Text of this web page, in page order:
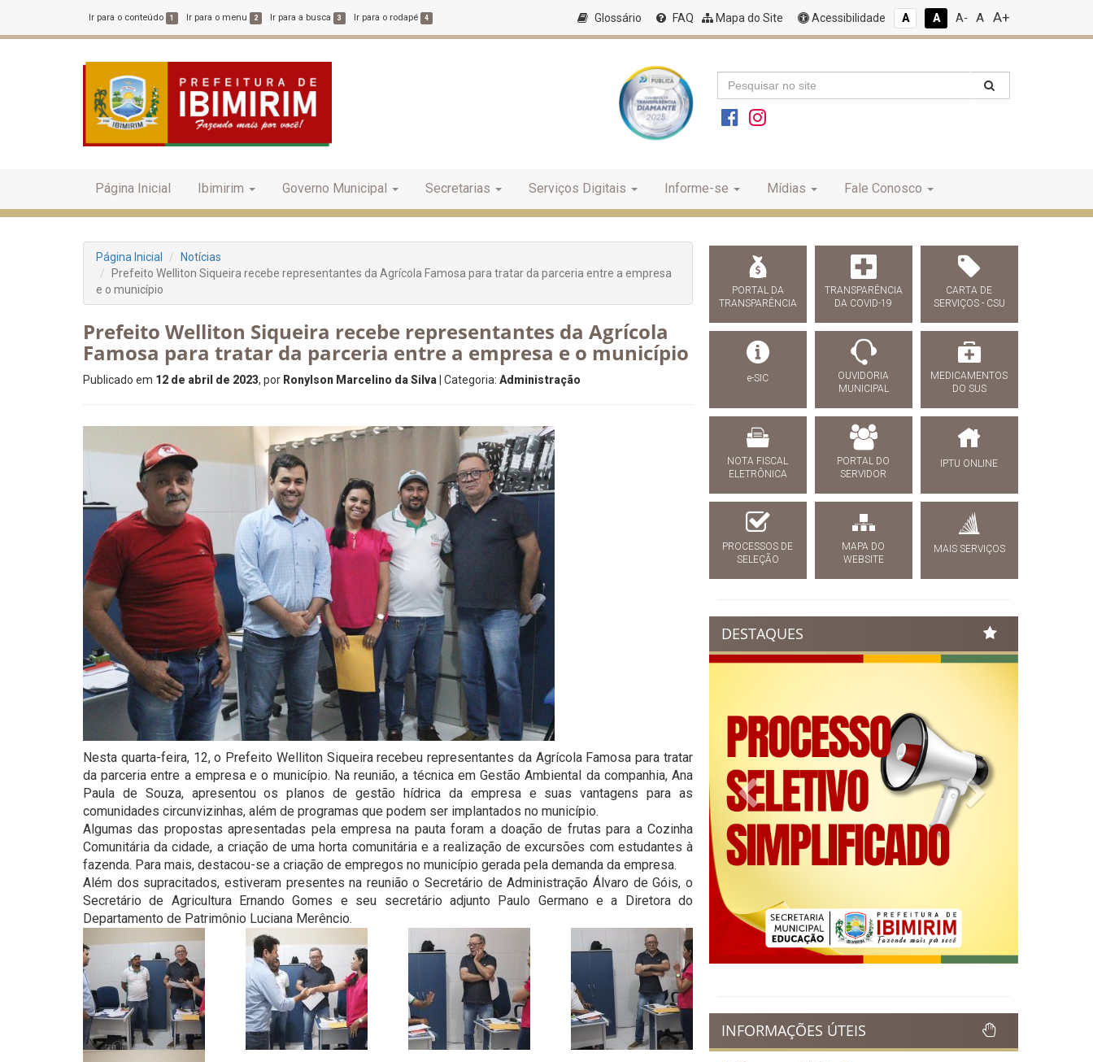
Ir para o conteúdo 1 Ir para o menu 2 Ir para a busca 3 Ir para o rodapé 4 Glossário FAQ Mapa do Site Acessibilidade A A A- A A+
Página Inicial Ibimirim Governo Municipal Secretarias Serviços Digitais Informe-se Mídias Fale Conosco
Página Inicial
Notícias
Prefeito Welliton Siqueira recebe representantes da Agrícola Famosa para tratar da parceria entre a empresa
e o município
Prefeito Welliton Siqueira recebe representantes da Agrícola
Famosa para tratar da parceria entre a empresa e o município
Publicado em 12 de abril de 2023, por Ronylson Marcelino da Silva | Categoria: Administração
Nesta quarta-feira, 12, o Prefeito Welliton Siqueira recebeu representantes da Agrícola Famosa para tratar
da parceria entre a empresa e o município. Na reunião, a técnica em Gestão Ambiental da companhia, Ana
Paula de Souza, apresentou os planos de gestão hídrica da empresa e suas vantagens para as
comunidades circunvizinhas, além de programas que podem ser implantados no município.
Algumas das propostas apresentadas pela empresa na pauta foram a doação de frutas para a Cozinha
Comunitária da cidade, a criação de uma horta comunitária e a realização de excursões com estudantes à
fazenda. Para mais, destacou-se a criação de empregos no município gerada pela demanda da empresa.
Além dos supracitados, estiveram presentes na reunião o Secretário de Administração Álvaro de Góis, o
Secretário de Agricultura Ernando Gomes e seu secretário adjunto Paulo Germano e a Diretora do
Departamento de Patrimônio Luciana Merêncio.
PORTAL DA
TRANSPARÊNCIA
TRANSPARÊNCIA
DA COVID-19
CARTA DE
SERVIÇOS - CSU
e-SIC
OUVIDORIA
MUNICIPAL
MEDICAMENTOS
DO SUS
NOTA FISCAL
ELETRÔNICA
PORTAL DO
SERVIDOR
IPTU ONLINE
PROCESSOS DE
SELEÇÃO
MAPA DO
WEBSITE
MAIS SERVIÇOS
DESTAQUES
Previous Next
INFORMAÇÕES ÚTEIS